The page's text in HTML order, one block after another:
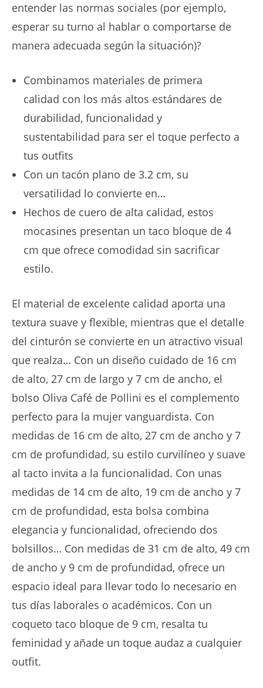
entender las normas sociales (por ejemplo,
esperar su turno al hablar o comportarse de
manera adecuada según la situación)?
Combinamos materiales de primera
calidad con los más altos estándares de
durabilidad, funcionalidad y
sustentabilidad para ser el toque perfecto a
tus outfits
Con un tacón plano de 3.2 cm, su
versatilidad lo convierte en…
Hechos de cuero de alta calidad, estos
mocasines presentan un taco bloque de 4
cm que ofrece comodidad sin sacrificar
estilo.
El material de excelente calidad aporta una
textura suave y flexible, mientras que el detalle
del cinturón se convierte en un atractivo visual
que realza… Con un diseño cuidado de 16 cm
de alto, 27 cm de largo y 7 cm de ancho, el
bolso Oliva Café de Pollini es el complemento
perfecto para la mujer vanguardista. Con
medidas de 16 cm de alto, 27 cm de ancho y 7
cm de profundidad, su estilo curvilíneo y suave
al tacto invita a la funcionalidad. Con unas
medidas de 14 cm de alto, 19 cm de ancho y 7
cm de profundidad, esta bolsa combina
elegancia y funcionalidad, ofreciendo dos
bolsillos… Con medidas de 31 cm de alto, 49 cm
de ancho y 9 cm de profundidad, ofrece un
espacio ideal para llevar todo lo necesario en
tus días laborales o académicos. Con un
coqueto taco bloque de 9 cm, resalta tu
feminidad y añade un toque audaz a cualquier
outfit.